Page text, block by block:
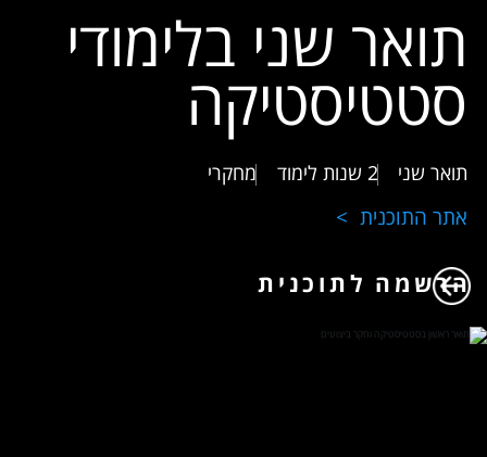
תואר שני בלימודי
סטטיסטיקה
תואר שני 2 שנות לימוד מחקרי
אתר התוכנית
הרשמה לתוכנית